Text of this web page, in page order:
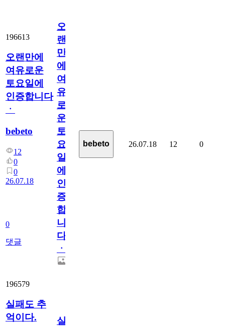
196613
오랜만에
여유로운
토요일에
인증합니다
ㆍ
bebeto
12
0
0
26.07.18
0
댓글
오
랜
만
에
여
유
로
운
토
요
일
에
인
증
합
니
다
ㆍ
bebeto 26.07.18 12 0
196579
실패도 추
억이다.
실